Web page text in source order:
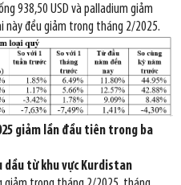
938,50 USD và palladium giảm
này đều giảm trong tháng 2/2025.
giảm lần đầu tiên trong ba
dầu từ khu vực Kurdistan